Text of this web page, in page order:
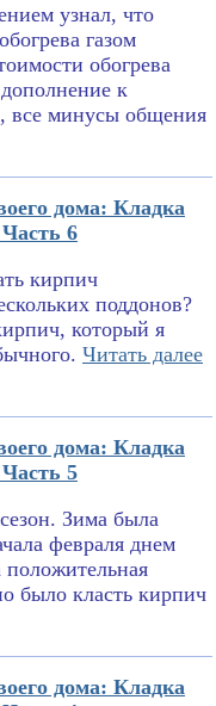
узнал, что
газом
обогрева
к
все минусы общения
дома: Кладка
6
кирпич
поддонов?
который я
Читать далее
дома: Кладка
5
Зима была
февраля днем
положительная
было класть кирпич
дома: Кладка